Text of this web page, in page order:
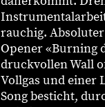
rauchig.
Opener «Burning
druckvollen Wall
Vollgas und einer
Song besticht,